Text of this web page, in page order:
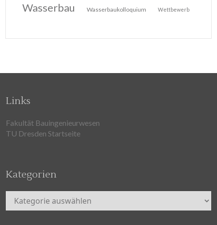
Wasserbau Wasserbaukolloquium Wettbewerb
Links
Fakultät Bauingenieurwesen
TU Dresden Startseite
Kategorien
Kategorien